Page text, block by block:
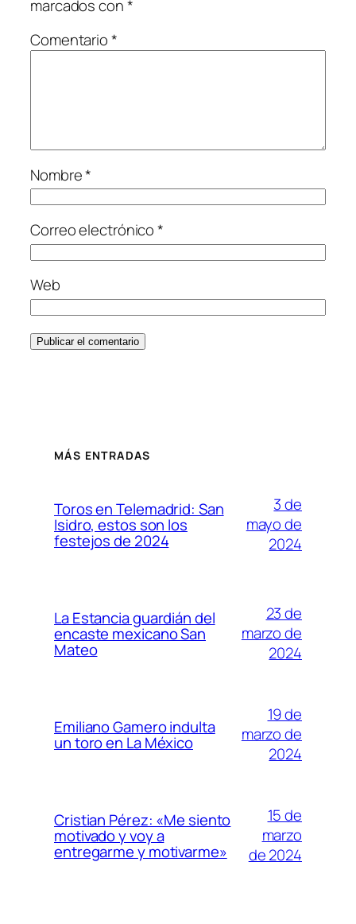
marcados con*
Comentario*
Nombre*
Correo electrónico*
Web
MÁS ENTRADAS
Toros en Telemadrid: San
Isidro, estos son los
festejos de 2024
3 de
mayo de
2024
La Estancia guardián del
encaste mexicano San
Mateo
23 de
marzo de
2024
Emiliano Gamero indulta
un toro en La México
19 de
marzo de
2024
Cristian Pérez: «Me siento
motivado y voy a
entregarme y motivarme»
15 de
marzo
de 2024